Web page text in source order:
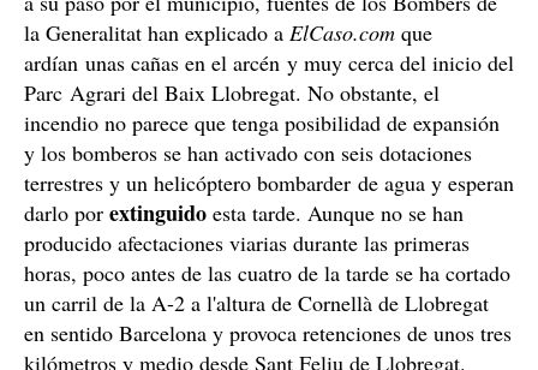
la Generalitat han explicado a ElCaso.com que
ardían unas cañas en el arcén y muy cerca del inicio del
Parc Agrari del Baix Llobregat. No obstante, el
incendio no parece que tenga posibilidad de expansión
y los bomberos se han activado con seis dotaciones
terrestres y un helicóptero bombarder de agua y esperan
darlo por extinguido esta tarde. Aunque no se han
producido afectaciones viarias durante las primeras
horas, poco antes de las cuatro de la tarde se ha cortado
un carril de la A-2 a l'altura de Cornellà de Llobregat
en sentido Barcelona y provoca retenciones de unos tres
kilómetros y medio desde Sant Feliu de Llobregat.